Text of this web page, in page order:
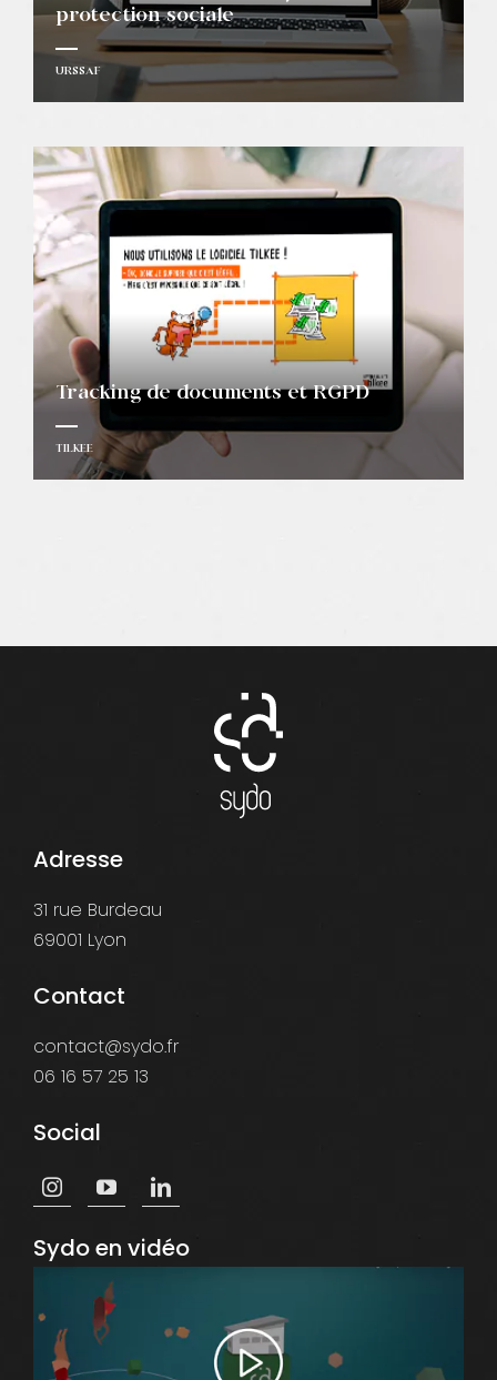
protection sociale
URSSAF
Tracking de documents et RGPD
TILKEE
Adresse
31 rue Burdeau
69001 Lyon
Contact
contact@sydo.fr
06 16 57 25 13
Social
Sydo en vidéo